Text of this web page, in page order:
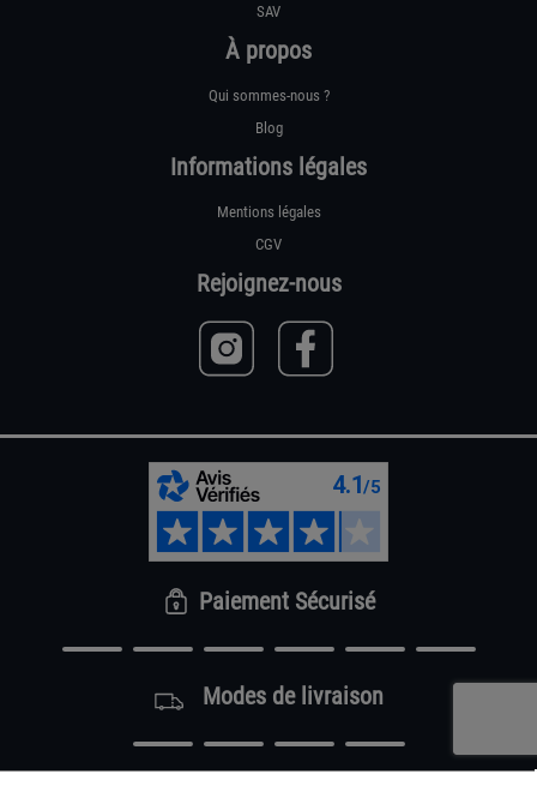
SAV
À propos
Qui sommes-nous ?
Blog
Informations légales
Mentions légales
CGV
Rejoignez-nous
Paiement Sécurisé
Modes de livraison